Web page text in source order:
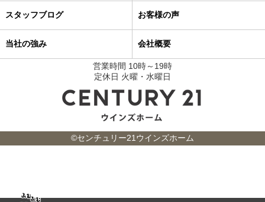
スタッフブログ お客様の声
当社の強み 会社概要
営業時間 10時～19時
定休日 火曜・水曜日
©センチュリー21ウインズホーム